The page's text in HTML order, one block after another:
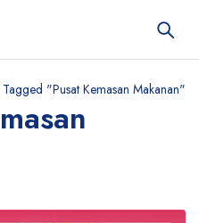
Tagged "Pusat Kemasan Makanan"